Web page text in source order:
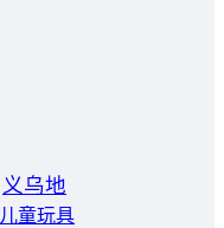
义乌地
儿童玩具